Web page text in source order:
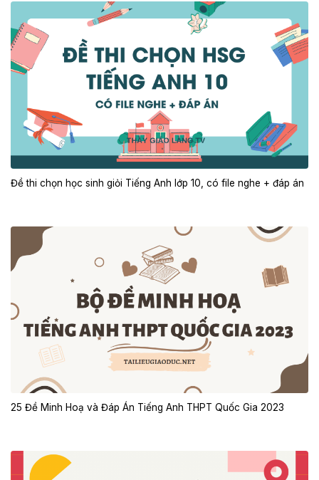
Đề thi chọn học sinh giỏi Tiếng Anh lớp 10, có file nghe + đáp án
25 Đề Minh Hoạ và Đáp Án Tiếng Anh THPT Quốc Gia 2023